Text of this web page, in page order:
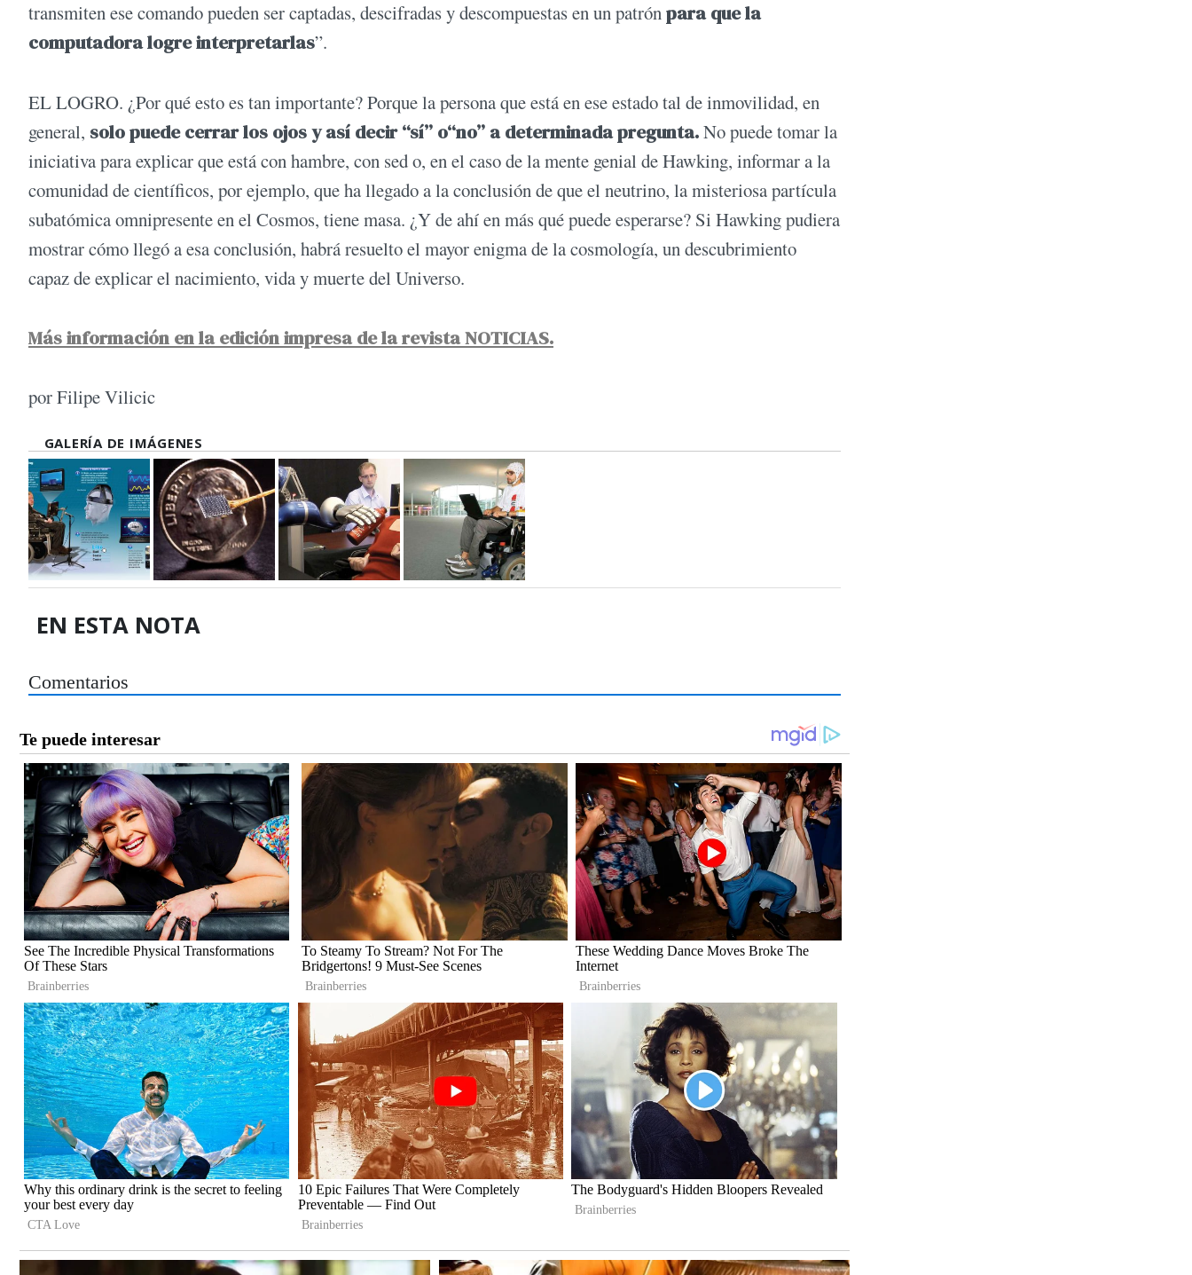
transmiten ese comando pueden ser captadas, descifradas y descompuestas en un patrónpara que la
computadora logre interpretarlas”.
EL LOGRO. ¿Por qué esto es tan importante? Porque la persona que está en ese estado tal de inmovilidad, en
general, solo puede cerrar los ojos y así decir “sí” o“no” a determinada pregunta.No puede tomar la
iniciativa para explicar que está con hambre, con sed o, en el caso de la mente genial de Hawking, informar a la
comunidad de científicos, por ejemplo, que ha llegado a la conclusión de que el neutrino, la misteriosa partícula
subatómica omnipresente en el Cosmos, tiene masa. ¿Y de ahí en más qué puede esperarse? Si Hawking pudiera
mostrar cómo llegó a esa conclusión, habrá resuelto el mayor enigma de la cosmología, un descubrimiento
capaz de explicar el nacimiento, vida y muerte del Universo.
Más información en la edición impresa de la revista NOTICIAS.
por Filipe Vilicic
GALERÍA DE IMÁGENES
EN ESTA NOTA
Comentarios